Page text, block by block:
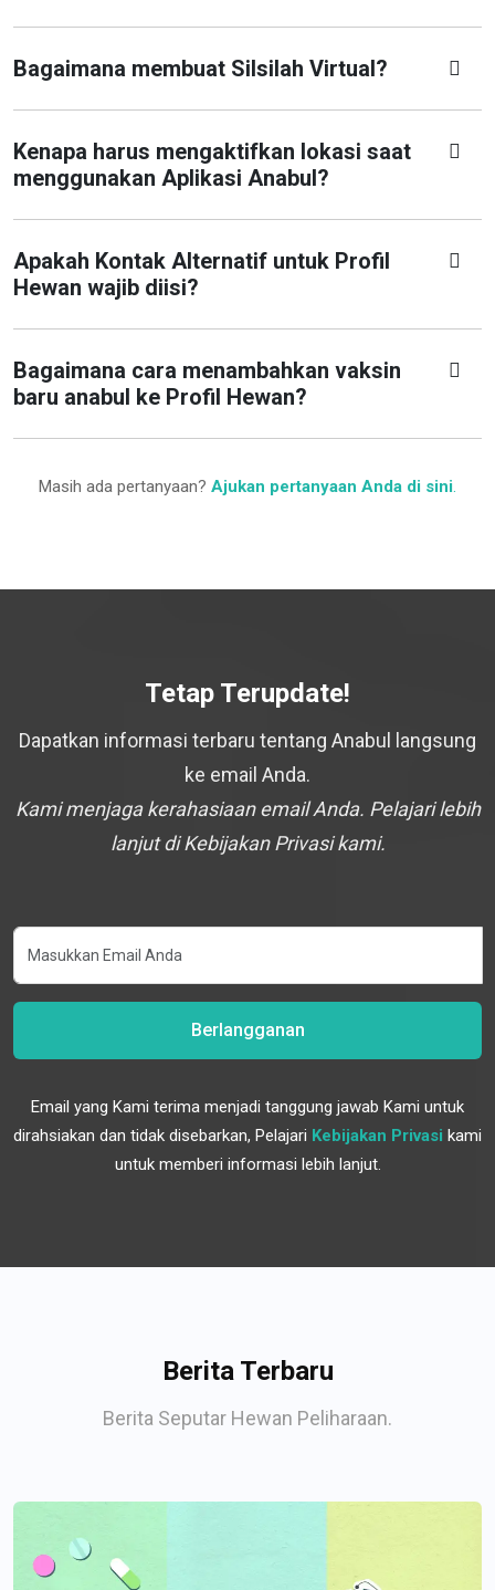
Bagaimana membuat Silsilah Virtual?
Kenapa harus mengaktifkan lokasi saat
menggunakan Aplikasi Anabul?
Apakah Kontak Alternatif untuk Profil
Hewan wajib diisi?
Bagaimana cara menambahkan vaksin
baru anabul ke Profil Hewan?
Masih ada pertanyaan? Ajukan pertanyaan Anda di sini.
Tetap Terupdate!
Dapatkan informasi terbaru tentang Anabul langsung
ke email Anda.
Kami menjaga kerahasiaan email Anda. Pelajari lebih
lanjut di Kebijakan Privasi kami.
Berlangganan
Email yang Kami terima menjadi tanggung jawab Kami untuk
dirahsiakan dan tidak disebarkan, Pelajari Kebijakan Privasi kami
untuk memberi informasi lebih lanjut.
Berita Terbaru
Berita Seputar Hewan Peliharaan.